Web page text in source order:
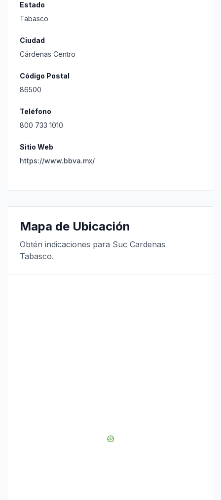
Estado
Tabasco
Ciudad
Cárdenas Centro
Código Postal
86500
Teléfono
800 733 1010
Sitio Web
https://www.bbva.mx/
Mapa de Ubicación
Obtén indicaciones para Suc Cardenas
Tabasco.